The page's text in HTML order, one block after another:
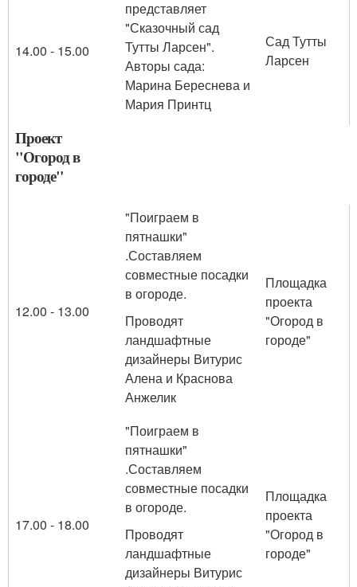
14.00 - 15.00
представляет
"Сказочный сад
Тутты Ларсен".
Авторы сада:
Марина Береснева и
Мария Принтц
Сад Тутты
Ларсен
Проект
"Огород в
городе"
12.00 - 13.00
"Поиграем в
пятнашки"
.Составляем
совместные посадки
в огороде.
Проводят
ландшафтные
дизайнеры Витурис
Алена и Краснова
Анжелик
Площадка
проекта
"Огород в
городе"
17.00 - 18.00
"Поиграем в
пятнашки"
.Составляем
совместные посадки
в огороде.
Проводят
ландшафтные
дизайнеры Витурис
Площадка
проекта
"Огород в
городе"